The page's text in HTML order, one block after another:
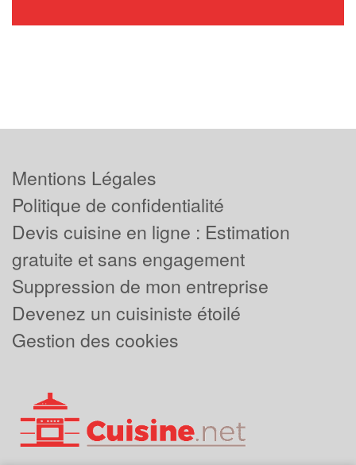
Mentions Légales
Politique de confidentialité
Devis cuisine en ligne : Estimation
gratuite et sans engagement
Suppression de mon entreprise
Devenez un cuisiniste étoilé
Gestion des cookies